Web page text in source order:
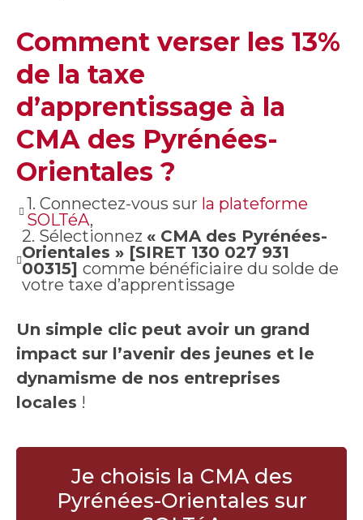
Comment verser les 13%
de la taxe
d’apprentissage à la
CMA des Pyrénées-
Orientales ?
1. Connectez-vous sur la plateforme
SOLTéA,
2. Sélectionnez « CMA des Pyrénées-
Orientales » [SIRET 130 027 931
00315] comme bénéficiaire du solde de
votre taxe d’apprentissage
Un simple clic peut avoir un grand
impact sur l’avenir des jeunes et le
dynamisme de nos entreprises
locales !
Je choisis la CMA des
Pyrénées-Orientales sur